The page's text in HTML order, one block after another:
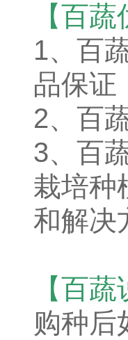
【百蔬
1、 百
品保证
2、百
3、百
栽培种
和解决
【百蔬
购种后